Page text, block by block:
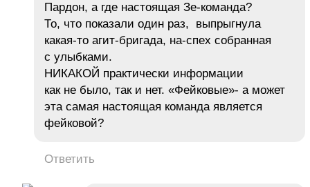
Пардон, а где настоящая Зе-команда?
То, что показали один раз, выпрыгнула
какая-то агит-бригада, на-спех собранная
с улыбками.
НИКАКОЙ практически информации
как не было, так и нет. «Фейковые»- а может
эта самая настоящая команда является
фейковой?
Ответить